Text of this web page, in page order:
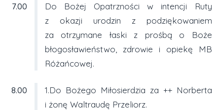
7.00
Do Bożej Opatrzności w intencji Ruty
z okazji urodzin z podziękowaniem
za otrzymane łaski z prośbą o Boże
błogosławieństwo, zdrowie i opiekę MB
Różańcowej.
8.00
1.Do Bożego Miłosierdzia za ++ Norberta
i żonę Waltraudę Przeliorz.